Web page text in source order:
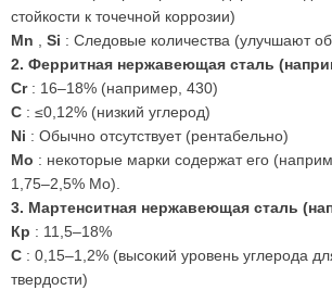
стойкости к точечной коррозии)
Mn
Si : Следовые количества (улучшают
2. Ферритная нержавеющая сталь
Cr : 16–18% (например, 430)
C : ≤0,12% (низкий углерод)
Ni : Обычно отсутствует (рентабельно)
Mo : некоторые марки содержат его
1,75–2,5% Mo).
3. Мартенситная нержавеющая сталь
Кр : 11,5–18%
C : 0,15–1,2% (высокий уровень углерода
твердости)